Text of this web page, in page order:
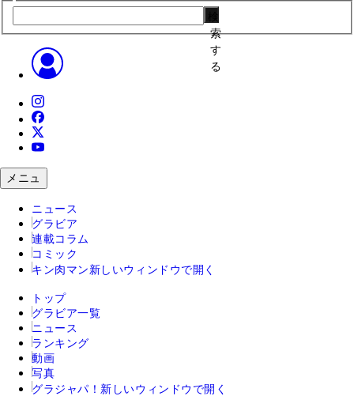
索
す
る
メニュ
ニュース
グラビア
連載コラム
コミック
キン肉マン 新しいウィンドウで開く
トップ
グラビア一覧
ニュース
ランキング
動画
写真
グラジャパ！ 新しいウィンドウで開く